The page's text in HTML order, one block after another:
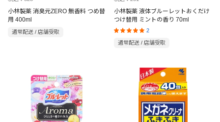
小林製薬 消臭元ZERO 無香料 つめ替
用 400ml
通常配送 / 店舗受取
小林製薬 液体ブルーレットおくだけ
つけ替用 ミントの香り 70ml
2
通常配送 / 店舗受取